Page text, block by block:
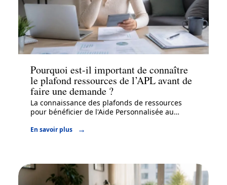
Immo
Pourquoi est-il important de connaître
le plafond ressources de l’APL avant de
faire une demande ?
La connaissance des plafonds de ressources
pour bénéficier de l'Aide Personnalisée au…
En savoir plus